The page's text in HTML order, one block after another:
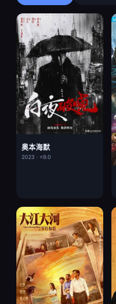
奥本海默
2023 · ⭐9.0